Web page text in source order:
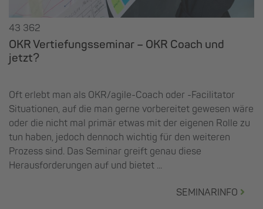
43 362
OKR Vertiefungsseminar – OKR Coach und
jetzt?
Oft erlebt man als OKR/agile-Coach oder -Facilitator
Situationen, auf die man gerne vorbereitet gewesen wäre
oder die nicht mal primär etwas mit der eigenen Rolle zu
tun haben, jedoch dennoch wichtig für den weiteren
Prozess sind. Das Seminar greift genau diese
Herausforderungen auf und bietet ...
SEMINARINFO